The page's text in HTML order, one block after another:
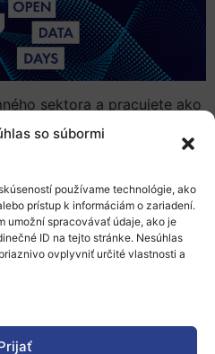
so súbormi
používame technológie, ako
prístup k informáciám o zariadení.
umožní spracovávať údaje, ako je
ID na tejto stránke. Nesúhlas
ovplyvniť určité vlastnosti a
sektora a pracujete ako
alebo tvorca verejnej
ako vášnivý zástanca
postupy:
z prvej línie
dát a práce spojenej so